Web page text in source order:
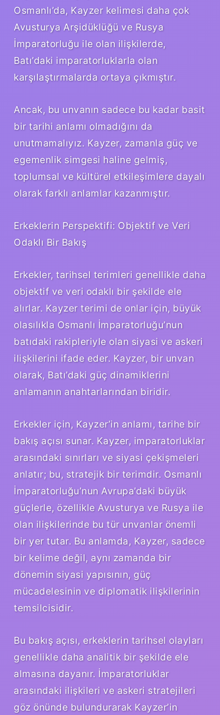
Osmanlı’da, Kayzer kelimesi daha çok
Avusturya Arşidüklüğü ve Rusya
İmparatorluğu ile olan ilişkilerde,
Batı’daki imparatorluklarla olan
karşılaştırmalarda ortaya çıkmıştır.
Ancak, bu unvanın sadece bu kadar basit
bir tarihi anlamı olmadığını da
unutmamalıyız. Kayzer, zamanla güç ve
egemenlik simgesi haline gelmiş,
toplumsal ve kültürel etkileşimlere dayalı
olarak farklı anlamlar kazanmıştır.
Erkeklerin Perspektifi: Objektif ve Veri
Odaklı Bir Bakış
Erkekler, tarihsel terimleri genellikle daha
objektif ve veri odaklı bir şekilde ele
alırlar. Kayzer terimi de onlar için, büyük
olasılıkla Osmanlı İmparatorluğu’nun
batıdaki rakipleriyle olan siyasi ve askeri
ilişkilerini ifade eder. Kayzer, bir unvan
olarak, Batı’daki güç dinamiklerini
anlamanın anahtarlarından biridir.
Erkekler için, Kayzer’in anlamı, tarihe bir
bakış açısı sunar. Kayzer, imparatorluklar
arasındaki sınırları ve siyasi çekişmeleri
anlatır; bu, stratejik bir terimdir. Osmanlı
İmparatorluğu’nun Avrupa’daki büyük
güçlerle, özellikle Avusturya ve Rusya ile
olan ilişkilerinde bu tür unvanlar önemli
bir yer tutar. Bu anlamda, Kayzer, sadece
bir kelime değil, aynı zamanda bir
dönemin siyasi yapısının, güç
mücadelesinin ve diplomatik ilişkilerinin
temsilcisidir.
Bu bakış açısı, erkeklerin tarihsel olayları
genellikle daha analitik bir şekilde ele
almasına dayanır. İmparatorluklar
arasındaki ilişkileri ve askeri stratejileri
göz önünde bulundurarak Kayzer’in